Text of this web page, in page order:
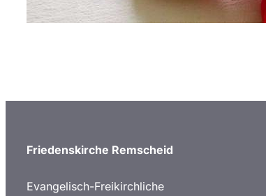
Friedenskirche Remscheid
Evangelisch-Freikirchliche